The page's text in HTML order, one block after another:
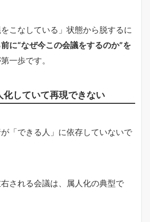
をこなしている」状態から脱するに
に“なぜ今この会議をするのか”を
一歩です。
していて再現できない
「できる人」に依存していないで
される会議は、属人化の典型で